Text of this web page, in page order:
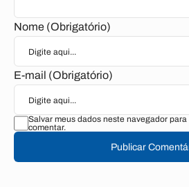
Nome (Obrigatório)
E-mail (Obrigatório)
Salvar meus dados neste navegador
comentar.
Publicar